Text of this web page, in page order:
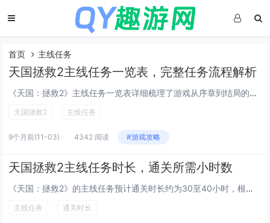
首页 主线任务
天国拯救2主线任务一览表，完整任务流程解析
《天国：拯救2》主线任务一览表详细梳理了游戏从序章到结局的完整剧情流程，玩家将跟随主角亨利踏上复仇与成长之路，经历“家园沦陷”“寻找盟友”“解放村庄”“潜入敌营”等关键任务，每个任务均包含目标解析、重要NPC互动及选择影响说明，揭示不同决策...
天国拯救2 主线任务
9个月前(11-03) 4342 阅读 #游戏攻略
天国拯救2主线任务时长，通关所需小时数
《天国：拯救2》的主线任务预计通关时长约为30至40小时，根据开发者透露，游戏内容比前作更加丰富，主线剧情紧凑且充满沉浸感，玩家将深入15世纪波西米亚的历史纷争中，完成所有主线任务大约需要一周左右时间，具体时长因玩家探索习惯和难度选择而异，...
主线任务 通关时长